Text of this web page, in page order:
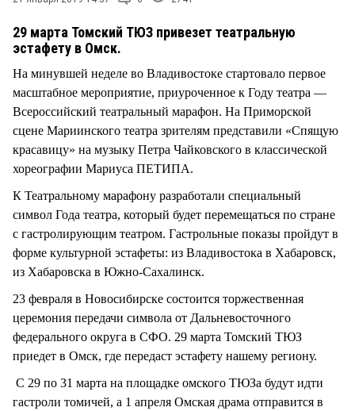
29 марта Томский ТЮЗ привезет театральную
эстафету в Омск.
На минувшей неделе во Владивостоке стартовало первое
масштабное мероприятие, приуроченное к Году театра —
Всероссийский театральный марафон. На Приморской
сцене Мариинского театра зрителям представили «Спящую
красавицу» на музыку Петра Чайковского в классической
хореографии Мариуса ПЕТИПА.
К Театральному марафону разработали специальный
символ Года театра, который будет перемещаться по стране
с гастролирующим театром. Гастрольные показы пройдут в
форме культурной эстафеты: из Владивостока в Хабаровск,
из Хабаровска в Южно-Сахалинск.
23 февраля в Новосибирске состоится торжественная
церемония передачи символа от Дальневосточного
федерального округа в СФО. 29 марта Томский ТЮЗ
приедет в Омск, где передаст эстафету нашему региону.
С 29 по 31 марта на площадке омского ТЮЗа будут идти
гастроли томичей, а 1 апреля Омская драма отправится в